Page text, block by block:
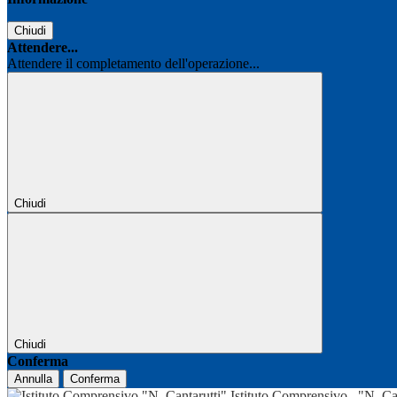
Chiudi
Attendere...
Attendere il completamento dell'operazione...
Chiudi
Chiudi
Conferma
Annulla Conferma